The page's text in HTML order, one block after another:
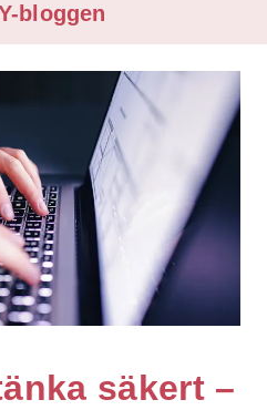
bloggen
säkert –